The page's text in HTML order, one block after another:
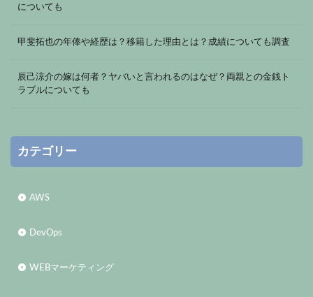
についても
甲斐拓也の年俸や経歴は？移籍した理由とは？成績についても調査
辰己涼介の嫁は何者？ヤバいと言われるのはなぜ？両親との金銭ト
ラブルについても
カテゴリー
AWS
DevOps
WEBマーケティング